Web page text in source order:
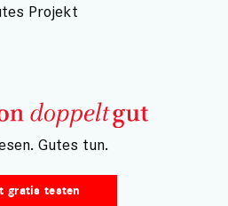
ist nur noch für
verfügbar. Um einen
zu können,
, schreiben Sie uns eine Mail
oder diskutieren Sie
undLinkedIn
Projekt
Gutes tun.
gratis testen